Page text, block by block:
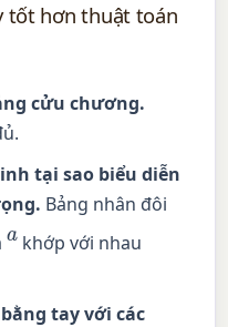
tốt hơn thuật toán
cửu chương.
tại sao biểu diễn
Bảng nhân đôi
a khớp với nhau
tay với các